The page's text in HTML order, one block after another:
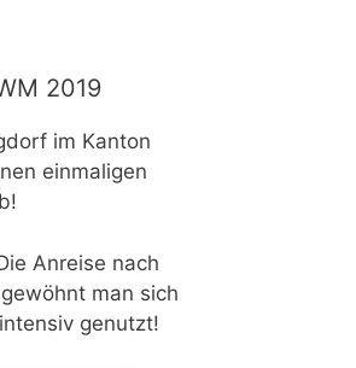
2019
im Kanton
einmaligen
Anreise nach
man sich
genutzt!